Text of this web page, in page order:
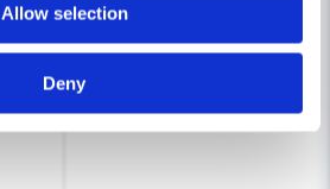
Allow selection
Deny